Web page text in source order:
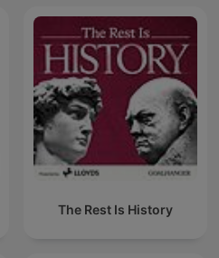
The Rest Is History